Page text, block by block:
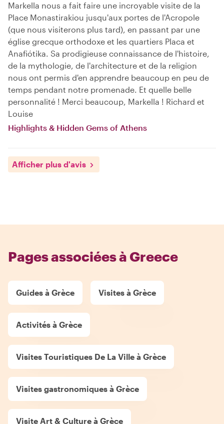
Markella nous a fait faire une incroyable visite de la
Place Monastirakiou jusqu'aux portes de l'Acropole
(que nous visiterons plus tard), en passant par une
église grecque orthodoxe et les quartiers Placa et
Anafiótika. Sa prodigieuse connaissance de l'histoire,
de la mythologie, de l'architecture et de la religion
nous ont permis d'en apprendre beaucoup en peu de
temps pendant notre promenade. Et quelle belle
personnalité ! Merci beaucoup, Markella ! Richard et
Louise
Highlights & Hidden Gems of Athens
Afficher plus d'avis
Pages associées à Greece
Guides à Grèce Visites à Grèce
Activités à Grèce
Visites Touristiques De La Ville à Grèce
Visites gastronomiques à Grèce
Visite Art & Culture à Grèce